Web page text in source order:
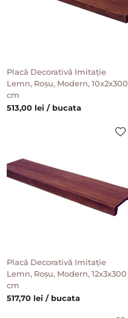
Placă Decorativă Imitație
Lemn, Roșu, Modern, 10x2x300
cm
513,00 lei / bucata
Placă Decorativă Imitație
Lemn, Roșu, Modern, 12x3x300
cm
517,70 lei / bucata